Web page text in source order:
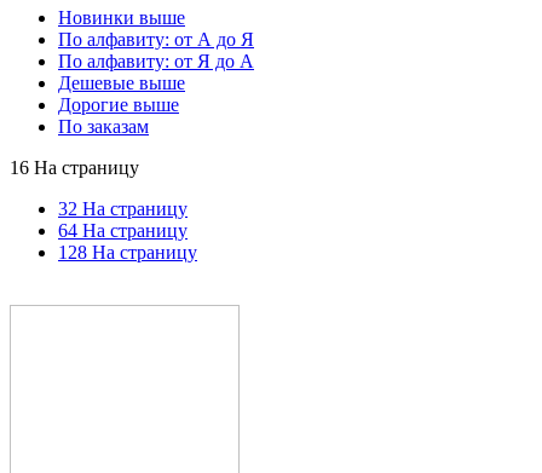
Новинки выше
По алфавиту: от А до Я
По алфавиту: от Я до А
Дешевые выше
Дорогие выше
По заказам
16 На страницу
32 На страницу
64 На страницу
128 На страницу